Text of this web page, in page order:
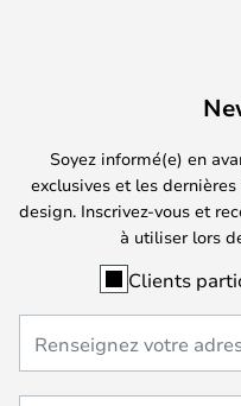
Soyez informé(e) en
exclusives et les
design. Inscrivez-vous et
à utiliser lors
Clients